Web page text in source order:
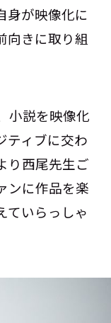
身が映像化に
向きに取り組
小説を映像化
ティブに交わ
り西尾先生ご
ンに作品を楽
ていらっしゃ